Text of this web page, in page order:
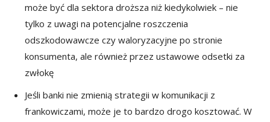
może być dla sektora droższa niż kiedykolwiek – nie
tylko z uwagi na potencjalne roszczenia
odszkodowawcze czy waloryzacyjne po stronie
konsumenta, ale również przez ustawowe odsetki za
zwłokę
Jeśli banki nie zmienią strategii w komunikacji z
frankowiczami, może je to bardzo drogo kosztować. W